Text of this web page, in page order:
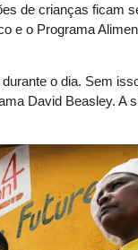
de crianças ficam
e o Programa
o dia. Sem
David Beasley. A